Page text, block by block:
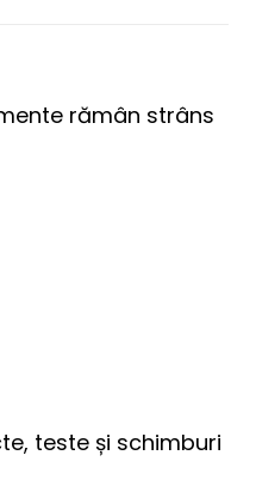
rămân strâns
teste și schimburi